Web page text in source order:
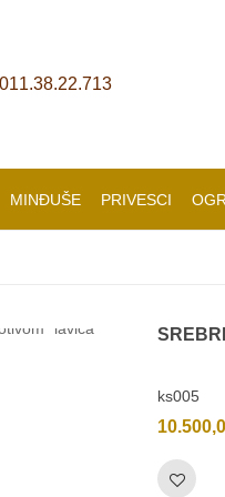
MINĐUŠE PRIVESCI
ks005